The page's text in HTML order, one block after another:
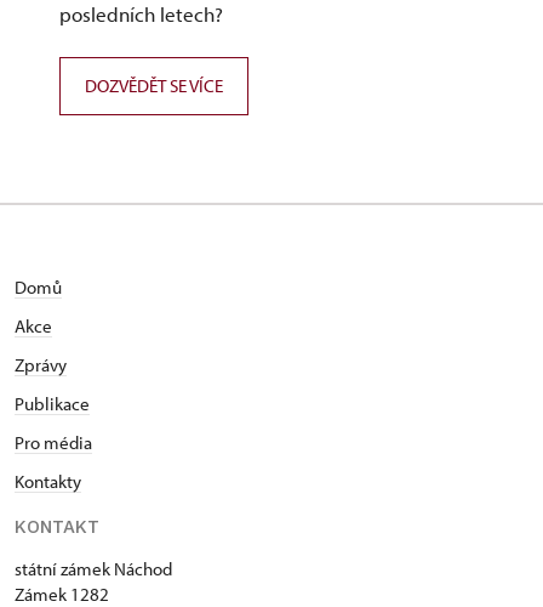
posledních letech?
DOZVĚDĚT SE VÍCE
Domů
Akce
Zprávy
Publikace
Pro média
Kontakty
KONTAKT
státní zámek Náchod
Zámek 1282